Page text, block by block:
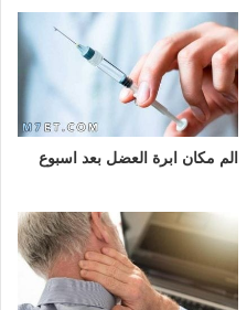
الم مكان ابرة العضل بعد اسبوع